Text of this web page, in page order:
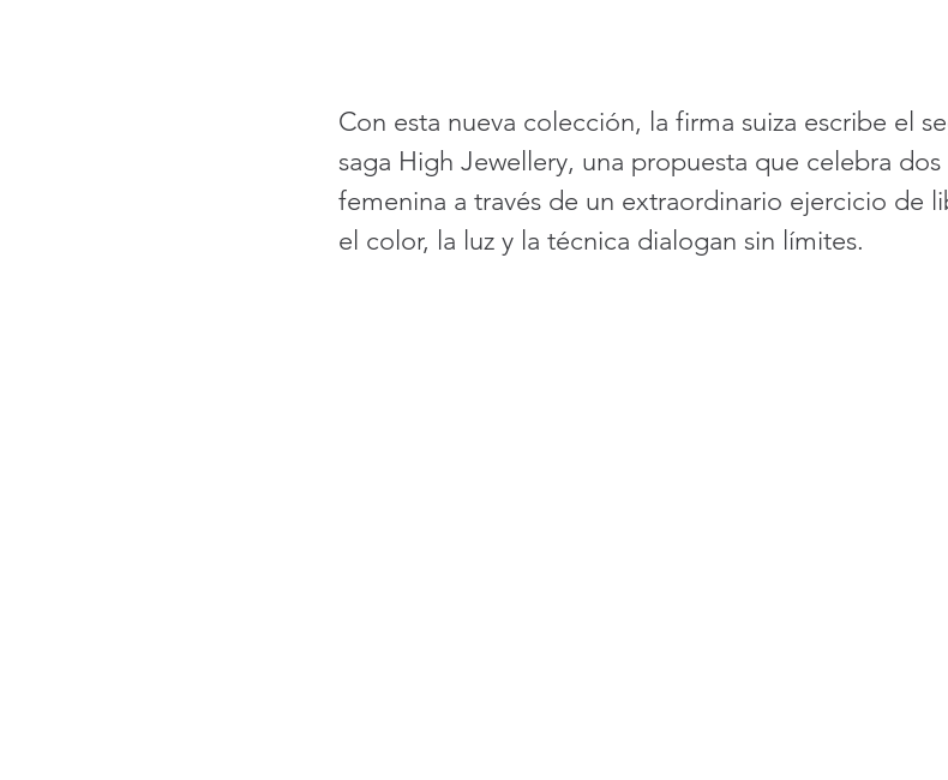
Con esta nueva colección, la firma suiza escribe el
saga High Jewellery, una propuesta que celebra
femenina a través de un extraordinario ejercicio de
el color, la luz y la técnica dialogan sin límites.